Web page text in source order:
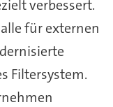
verbessert.
für externen
Filtersystem.